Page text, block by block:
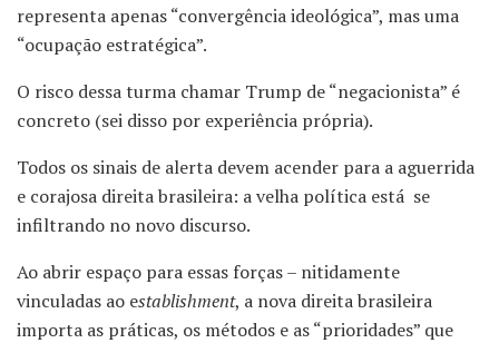
representa apenas “convergência ideológica”, mas uma
“ocupação estratégica”.
O risco dessa turma chamar Trump de “negacionista” é
concreto (sei disso por experiência própria).
Todos os sinais de alerta devem acender para a aguerrida
e corajosa direita brasileira: a velha política está se
infiltrando no novo discurso.
Ao abrir espaço para essas forças – nitidamente
vinculadas ao establishment, a nova direita brasileira
importa as práticas, os métodos e as “prioridades” que